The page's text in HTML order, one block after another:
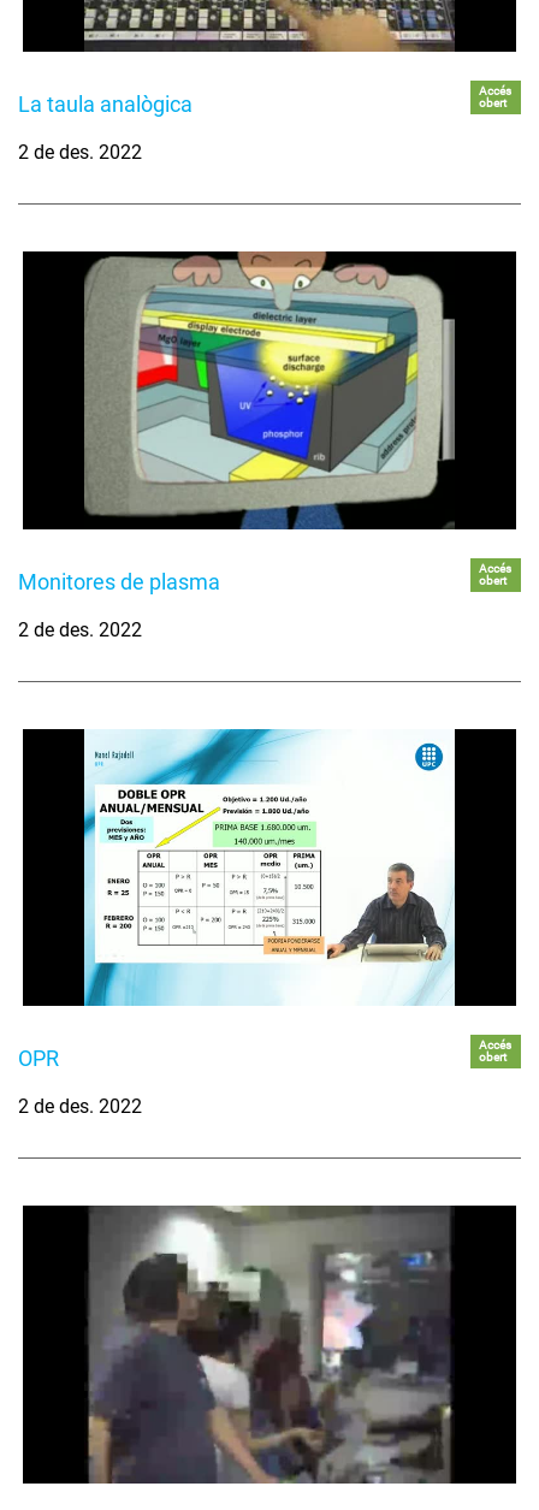
La taula analògica
Accés
obert
2 de des. 2022
Monitores de plasma
Accés
obert
2 de des. 2022
OPR
Accés
obert
2 de des. 2022